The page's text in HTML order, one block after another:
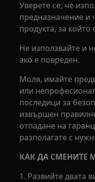
Уверете се, че
предназначение и
продукта, за
Не използвайте и
ако е повреден.
Моля, имайте
или
последици за
извършен
отпадане на
разполагате с
КАК ДА СМЕНИТЕ
1. Развийте двата